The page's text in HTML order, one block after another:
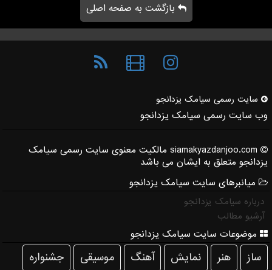
بازگشت به صفحه اصلی
سایت رسمی سیامك یزدانجو
وب سایت رسمی سیامک یزدانجو
siamakyazdanjoo.com مالکیت معنوی سایت رسمی سیامک
یزدانجو متعلق به ایشان می باشد
میانبرهای سایت سیامک یزدانجو
درباره سیامک یزدانجو
آرشیو مطالب
موضوعات سایت سیامک یزدانجو
ساز هنر نمایش آهنگ موسیقی جشنواره